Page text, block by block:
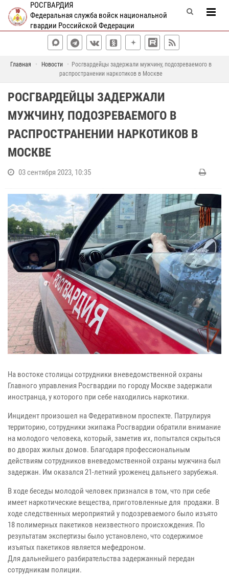
РОСГВАРДИЯ
Федеральная служба войск национальной
гвардии Российской Федерации
Главная Новости
Росгвардейцы задержали мужчину, подозреваемого в
распространении наркотиков в Москве
РОСГВАРДЕЙЦЫ ЗАДЕРЖАЛИ
МУЖЧИНУ, ПОДОЗРЕВАЕМОГО В
РАСПРОСТРАНЕНИИ НАРКОТИКОВ В
МОСКВЕ
03 сентября 2023, 10:35
На востоке столицы сотрудники вневедомственной охраны
Главного управления Росгвардии по городу Москве задержали
иностранца, у которого при себе находились наркотики.
Инцидент произошел на Федеративном проспекте. Патрулируя
территорию, сотрудники экипажа Росгвардии обратили внимание
на молодого человека, который, заметив их, попытался скрыться
во дворах жилых домов. Благодаря профессиональным
действиям сотрудников вневедомственной охраны мужчина был
задержан. Им оказался 21-летний уроженец дальнего зарубежья.
В ходе беседы молодой человек признался в том, что при себе
имеет наркотические вещества, приготовленные для продажи. В
ходе следственных мероприятий у подозреваемого было изъято
18 полимерных пакетиков неизвестного происхождения. По
результатам экспертизы было установлено, что содержимое
изъятых пакетиков является мефедроном.
Для дальнейшего разбирательства задержанный передан
сотрудникам полиции.